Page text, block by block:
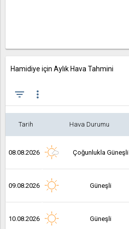
Hamidiye için Aylık Hava Tahmini
filter_list more_vert
Tarih Hava Durumu
08.08.2026 Çoğunlukla Güneşli
09.08.2026 Güneşli
10.08.2026 Güneşli